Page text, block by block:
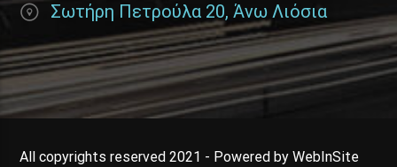
Σωτήρη Πετρούλα 20, Άνω Λιόσια
All copyrights reserved 2021 - Powered by WebInSite